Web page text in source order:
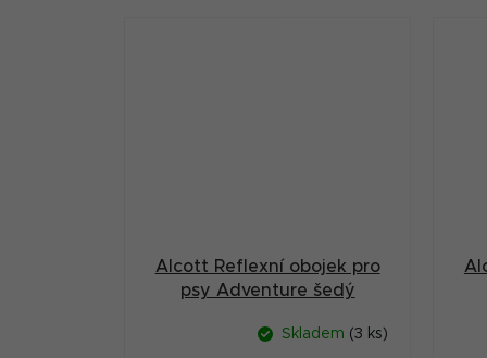
Alcott Reflexní obojek pro
psy Adventure šedý
Skladem (3 ks)